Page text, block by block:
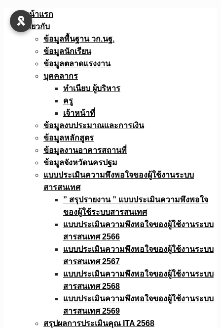
Skip
หน้าแรก
เกี่ยวกับ
ข้อมูลพื้นฐาน วก.นฐ.
ข้อมูลนักเรียน
ข้อมูลตลาดแรงงาน
บุคคลากร
ทำเนียบ ผู้บริหาร
ครู
เจ้าหน้าที่
ข้อมูลงบประมาณเเละการเงิน
ข้อมูลหลักสูตร
ข้อมูลงานอาคารสถานที่
ข้อมูลจังหวัดนครปฐม
แบบประเมินความพึงพอใจของผู้ใช้งานระบบ
สารสนเทศ
” สรุปรายงาน ” แบบประเมินความพึงพอใจ
ของผู้ใช้ระบบสารสนเทศ
แบบประเมินความพึงพอใจของผู้ใช้งานระบบ
สารสนเทศ 2566
แบบประเมินความพึงพอใจของผู้ใช้งานระบบ
สารสนเทศ 2567
แบบประเมินความพึงพอใจของผู้ใช้งานระบบ
สารสนเทศ 2568
แบบประเมินความพึงพอใจของผู้ใช้งานระบบ
สารสนเทศ 2569
สรุปผลการประเมินคุณ ITA 2568